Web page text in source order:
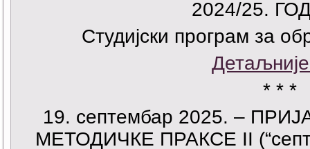
2024/25.
Студијски програм за
* * *
19. септембар 2025. –
МЕТОДИЧКЕ ПРАКСЕ II